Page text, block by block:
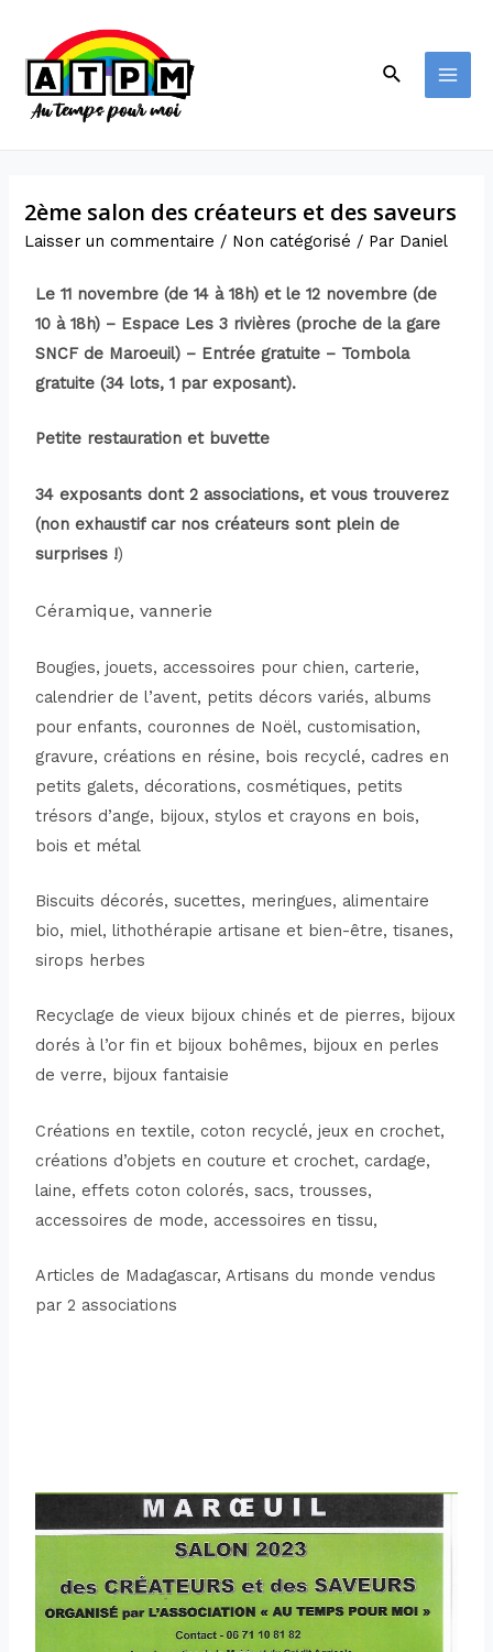
2ème salon des créateurs et des saveurs
Laisser un commentaire / Non catégorisé / Par Daniel
Le 11 novembre (de 14 à 18h) et le 12 novembre (de
10 à 18h) – Espace Les 3 rivières (proche de la gare
SNCF de Maroeuil) – Entrée gratuite – Tombola
gratuite (34 lots, 1 par exposant).
Petite restauration et buvette
34 exposants dont 2 associations, et vous trouverez
(non exhaustif car nos créateurs sont plein de
surprises !)
Céramique, vannerie
Bougies, jouets, accessoires pour chien, carterie,
calendrier de l’avent, petits décors variés, albums
pour enfants, couronnes de Noël, customisation,
gravure, créations en résine, bois recyclé, cadres en
petits galets, décorations, cosmétiques, petits
trésors d’ange, bijoux, stylos et crayons en bois,
bois et métal
Biscuits décorés, sucettes, meringues, alimentaire
bio, miel, lithothérapie artisane et bien-être, tisanes,
sirops herbes
Recyclage de vieux bijoux chinés et de pierres, bijoux
dorés à l’or fin et bijoux bohêmes, bijoux en perles
de verre, bijoux fantaisie
Créations en textile, coton recyclé, jeux en crochet,
créations d’objets en couture et crochet, cardage,
laine, effets coton colorés, sacs, trousses,
accessoires de mode, accessoires en tissu,
Articles de Madagascar, Artisans du monde vendus
par 2 associations